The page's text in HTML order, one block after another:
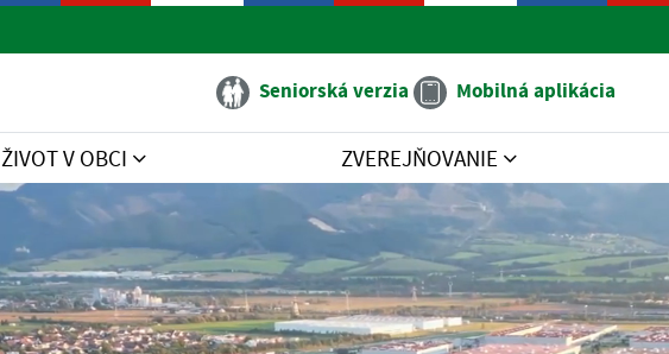
Seniorská verzia Mobilná aplikácia
ŽIVOT V OBCI ZVEREJŇOVANIE